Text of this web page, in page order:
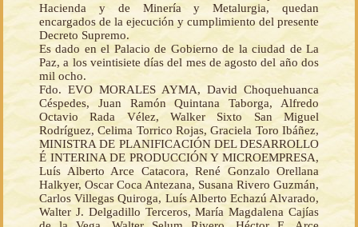
Hacienda y de Minería y Metalurgia, quedan
encargados de la ejecución y cumplimiento del presente
Decreto Supremo.
Es dado en el Palacio de Gobierno de la ciudad de La
Paz, a los veintisiete días del mes de agosto del año dos
mil ocho.
Fdo. EVO MORALES AYMA, David Choquehuanca
Céspedes, Juan Ramón Quintana Taborga, Alfredo
Octavio Rada Vélez, Walker Sixto San Miguel
Rodríguez, Celima Torrico Rojas, Graciela Toro Ibáñez,
MINISTRA DE PLANIFICACIÓN DEL DESARROLLO
É INTERINA DE PRODUCCIÓN Y MICROEMPRESA,
Luís Alberto Arce Catacora, René Gonzalo Orellana
Halkyer, Oscar Coca Antezana, Susana Rivero Guzmán,
Carlos Villegas Quiroga, Luís Alberto Echazú Alvarado,
Walter J. Delgadillo Terceros, María Magdalena Cajías